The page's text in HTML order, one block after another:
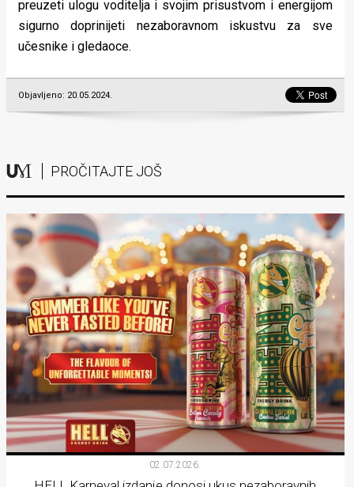
preuzeti ulogu voditelja i svojim prisustvom i energijom
sigurno doprinijeti nezaboravnom iskustvu za sve
učesnike i gledaoce.
Objavljeno: 20.05.2024.
PROČITAJTE JOŠ
02.07.2026.